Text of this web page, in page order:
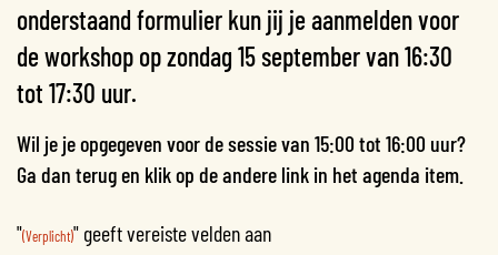
onderstaand formulier kun jij je aanmelden voor
de workshop op zondag 15 september van 16:30
tot 17:30 uur.
Wil je je opgegeven voor de sessie van 15:00 tot 16:00 uur?
Ga dan terug en klik op de andere link in het agenda item.
"(Verplicht)" geeft vereiste velden aan